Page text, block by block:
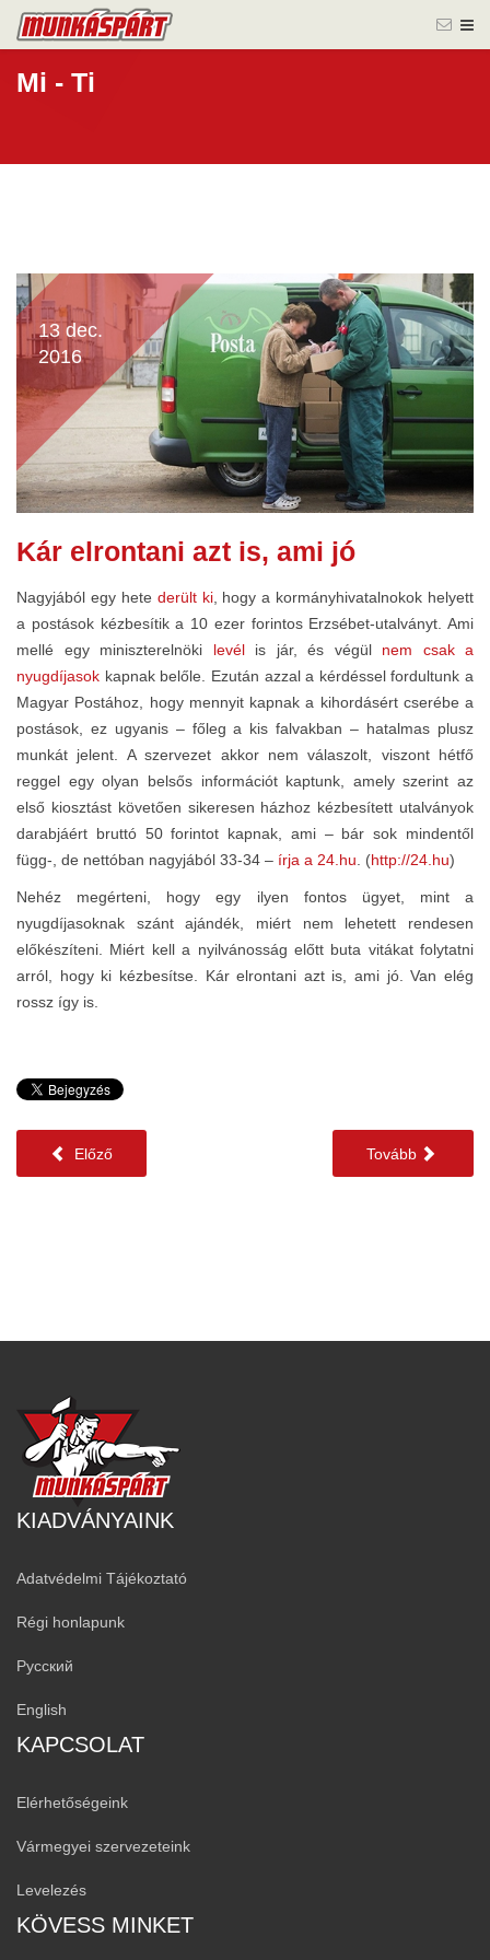
Mi - Ti
13 dec.
2016
Kár elrontani azt is, ami jó
Nagyjából egy hete derült ki, hogy a kormányhivatalnokok helyett
a postások kézbesítik a 10 ezer forintos Erzsébet-utalványt. Ami
mellé egy miniszterelnöki levélis jár, és végül nem csak a
nyugdíjasok kapnak belőle. Ezután azzal a kérdéssel fordultunk a
Magyar Postához, hogy mennyit kapnak a kihordásért cserébe a
postások, ez ugyanis – főleg a kis falvakban – hatalmas plusz
munkát jelent. A szervezet akkor nem válaszolt, viszont hétfő
reggel egy olyan belsős információt kaptunk, amely szerint az
első kiosztást követően sikeresen házhoz kézbesített utalványok
darabjáért bruttó 50 forintot kapnak, ami – bár sok mindentől
függ-, de nettóban nagyjából 33-34 – írja a 24.hu . (http://24.hu)
Nehéz megérteni, hogy egy ilyen fontos ügyet, mint a
nyugdíjasoknak szánt ajándék, miért nem lehetett rendesen
előkészíteni. Miért kell a nyilvánosság előtt buta vitákat folytatni
arról, hogy ki kézbesítse. Kár elrontani azt is, ami jó. Van elég
rossz így is.
Előző Tovább
KIADVÁNYAINK
Adatvédelmi Tájékoztató
Régi honlapunk
Русский
English
KAPCSOLAT
Elérhetőségeink
Vármegyei szervezeteink
Levelezés
KÖVESS MINKET